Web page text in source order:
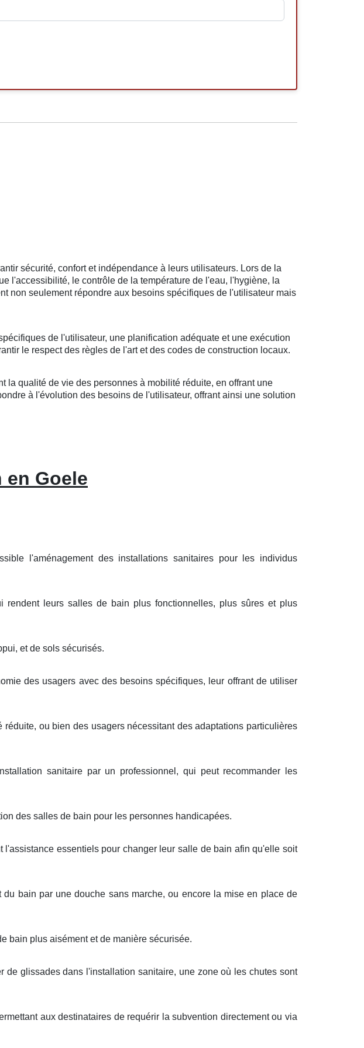
sécurité, confort et indépendance à leurs utilisateurs. Lors de la
l'accessibilité, le contrôle de la température de l'eau, l'hygiène, la
non seulement répondre aux besoins spécifiques de l'utilisateur mais
de l'utilisateur, une planification adéquate et une exécution
le respect des règles de l'art et des codes de construction locaux.
la qualité de vie des personnes à mobilité réduite, en offrant une
à l'évolution des besoins de l'utilisateur, offrant ainsi une solution
en Goele
l'aménagement des installations sanitaires pour les individus
leurs salles de bain plus fonctionnelles, plus sûres et plus
et de sols sécurisés.
des usagers avec des besoins spécifiques, leur offrant de utiliser
ou bien des usagers nécessitant des adaptations particulières
sanitaire par un professionnel, qui peut recommander les
des salles de bain pour les personnes handicapées.
essentiels pour changer leur salle de bain afin qu'elle soit
bain par une douche sans marche, ou encore la mise en place de
bain plus aisément et de manière sécurisée.
glissades dans l'installation sanitaire, une zone où les chutes sont
aux destinataires de requérir la subvention directement ou via